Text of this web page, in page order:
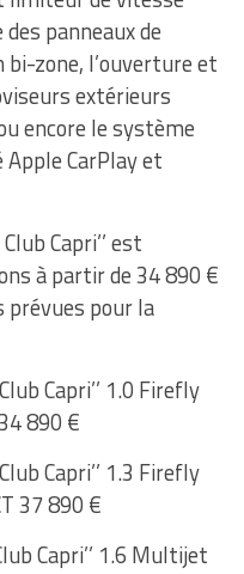
panneaux de
zone, l’ouverture et
extérieurs
encore le système
CarPlay et
Capri’’ est
à partir de 34 890 €
prévues pour la
Capri’’ 1.0 Firefly
890 €
Capri’’ 1.3 Firefly
37 890 €
Capri’’ 1.6 Multijet